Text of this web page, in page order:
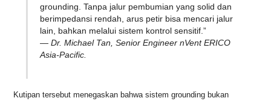
grounding. Tanpa jalur pembumian yang solid dan
berimpedansi rendah, arus petir bisa mencari jalur
lain, bahkan melalui sistem kontrol sensitif.”
— Dr. Michael Tan, Senior Engineer nVent ERICO
Asia-Pacific.
Kutipan tersebut menegaskan bahwa sistem grounding bukan